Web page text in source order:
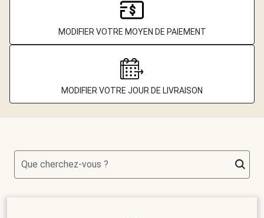
MODIFIER VOTRE MOYEN DE PAIEMENT
MODIFIER VOTRE JOUR DE LIVRAISON
Que cherchez-vous ?